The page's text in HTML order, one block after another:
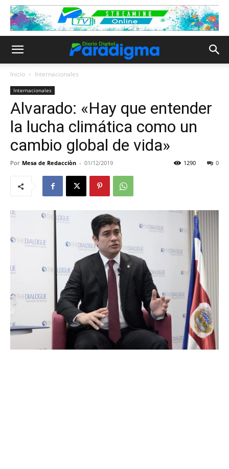
Inicio Internacionales
Internacionales
Alvarado: «Hay que entender
la lucha climática como un
cambio global de vida»
Por Mesa de Redacciòn - 01/12/2019 0
1290